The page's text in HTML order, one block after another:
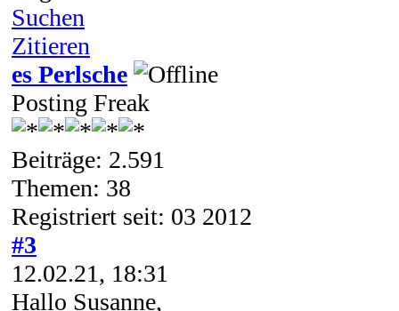
Suchen
Zitieren
es Perlsche
Posting Freak
Beiträge: 2.591
Themen: 38
Registriert seit: 03 2012
#3
12.02.21, 18:31
Hallo Susanne,